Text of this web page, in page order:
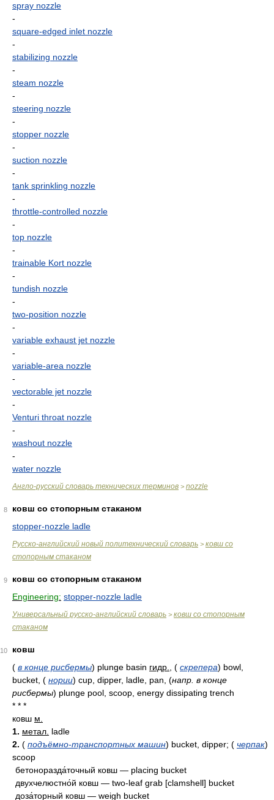
spray nozzle
-
square-edged inlet nozzle
-
stabilizing nozzle
-
steam nozzle
-
steering nozzle
-
stopper nozzle
-
suction nozzle
-
tank sprinkling nozzle
-
throttle-controlled nozzle
-
top nozzle
-
trainable Kort nozzle
-
tundish nozzle
-
two-position nozzle
-
variable exhaust jet nozzle
-
variable-area nozzle
-
vectorable jet nozzle
-
Venturi throat nozzle
-
washout nozzle
-
water nozzle
Англо-русский словарь технических терминов > nozzle
8
ковш со стопорным стаканом
stopper-nozzle ladle
Русско-английский новый политехнический словарь > ковш со
стопорным стаканом
9
ковш со стопорным стаканом
Engineering: stopper-nozzle ladle
Универсальный русско-английский словарь > ковш со стопорным
стаканом
10
ковш
( в конце рисбермы) plunge basin гидр. ( скрепера) bowl,
bucket, ( нории) cup, dipper, ladle, pan, (напр. в конце
рисбермы) plunge pool, scoop, energy dissipating trench
* * *
ковш м.
1. метал. ladle
2. ( подъёмно-транспортных машин) bucket, dipper; ( черпак)
scoop
бетоноразда́точный ковш — placing bucket
двухчелюстно́й ковш — two-leaf grab [clamshell] bucket
доза́торный ковш — weigh bucket